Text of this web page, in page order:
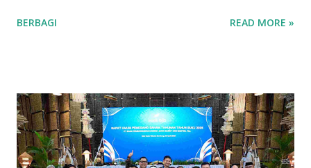
berkembang pesat, dipicu oleh inovasi dan ketekunan para
sehari-hari. Para pengusaha yang sukses di sektor ini
berhasil mengelola jaringan ritel yang luas dan berkontribusi
signifikan terhadap roda perekonomian daerah.
Keberhasilan mereka tak lepas dari strategi bisnis yang
BERBAGI READ MORE »